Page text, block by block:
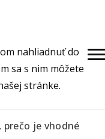
nahliadnuť do
sa s nim môžete
stránke.
prečo je vhodné